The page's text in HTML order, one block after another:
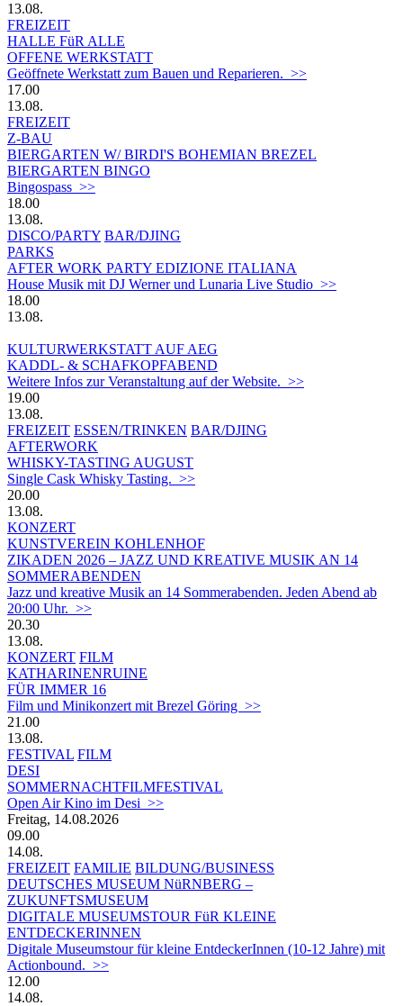
13.08.
FREIZEIT
HALLE FüR ALLE
OFFENE WERKSTATT
Geöffnete Werkstatt zum Bauen und Reparieren. >>
17.00
13.08.
FREIZEIT
Z-BAU
BIERGARTEN W/ BIRDI'S BOHEMIAN BREZEL
BIERGARTEN BINGO
Bingospass >>
18.00
13.08.
DISCO/PARTY BAR/DJING
PARKS
AFTER WORK PARTY EDIZIONE ITALIANA
House Musik mit DJ Werner und Lunaria Live Studio >>
18.00
13.08.
KULTURWERKSTATT AUF AEG
KADDL- & SCHAFKOPFABEND
Weitere Infos zur Veranstaltung auf der Website. >>
19.00
13.08.
FREIZEIT ESSEN/TRINKEN BAR/DJING
AFTERWORK
WHISKY-TASTING AUGUST
Single Cask Whisky Tasting. >>
20.00
13.08.
KONZERT
KUNSTVEREIN KOHLENHOF
ZIKADEN 2026 – JAZZ UND KREATIVE MUSIK AN 14
SOMMERABENDEN
Jazz und kreative Musik an 14 Sommerabenden. Jeden Abend ab
20:00 Uhr. >>
20.30
13.08.
KONZERT FILM
KATHARINENRUINE
FÜR IMMER 16
Film und Minikonzert mit Brezel Göring >>
21.00
13.08.
FESTIVAL FILM
DESI
SOMMERNACHTFILMFESTIVAL
Open Air Kino im Desi >>
Freitag, 14.08.2026
09.00
14.08.
FREIZEIT FAMILIE BILDUNG/BUSINESS
DEUTSCHES MUSEUM NüRNBERG –
ZUKUNFTSMUSEUM
DIGITALE MUSEUMSTOUR FüR KLEINE
ENTDECKERINNEN
Digitale Museumstour für kleine EntdeckerInnen (10-12 Jahre) mit
Actionbound. >>
12.00
14.08.